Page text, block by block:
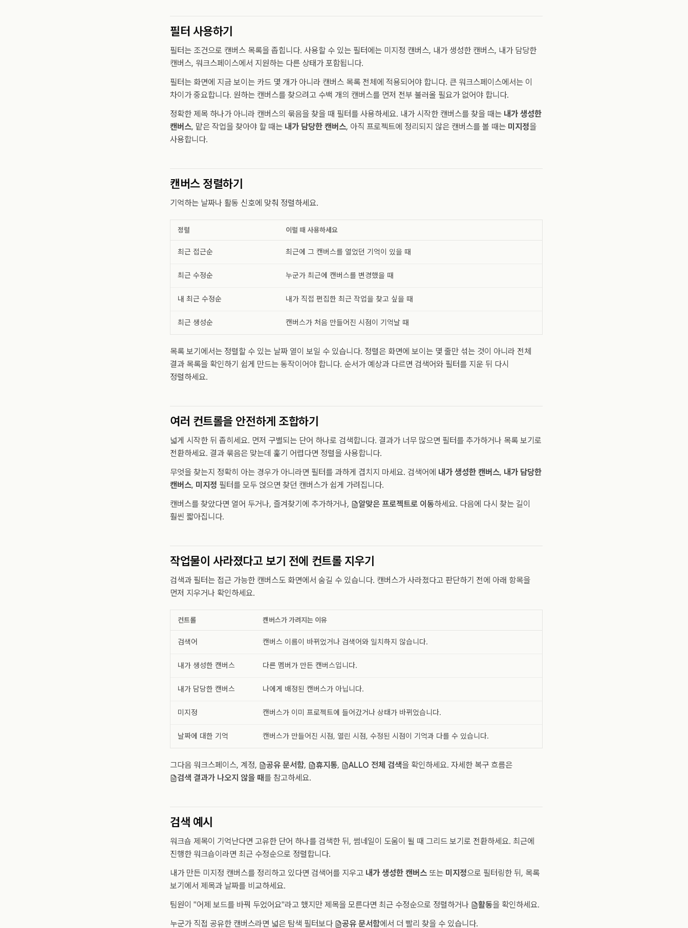
필터 사용하기
필터는 조건으로 캔버스 목록을 좁힙니다. 사용할 수 있는 필터에는 미지정 캔버스, 내가 생성한 캔버스, 내가 담당한
캔버스, 워크스페이스에서 지원하는 다른 상태가 포함됩니다.
필터는 화면에 지금 보이는 카드 몇 개가 아니라 캔버스 목록 전체에 적용되어야 합니다. 큰 워크스페이스에서는 이
차이가 중요합니다. 원하는 캔버스를 찾으려고 수백 개의 캔버스를 먼저 전부 불러올 필요가 없어야 합니다.
정확한 제목 하나가 아니라 캔버스의 묶음을 찾을 때 필터를 사용하세요. 내가 시작한 캔버스를 찾을 때는 내가 생성한
캔버스, 맡은 작업을 찾아야 할 때는 내가 담당한 캔버스, 아직 프로젝트에 정리되지 않은 캔버스를 볼 때는 미지정을
사용합니다.
캔버스 정렬하기
기억하는 날짜나 활동 신호에 맞춰 정렬하세요.
정렬 이럴 때 사용하세요
최근 접근순 최근에 그 캔버스를 열었던 기억이 있을 때
최근 수정순 누군가 최근에 캔버스를 변경했을 때
내 최근 수정순 내가 직접 편집한 최근 작업을 찾고 싶을 때
최근 생성순 캔버스가 처음 만들어진 시점이 기억날 때
목록 보기에서는 정렬할 수 있는 날짜 열이 보일 수 있습니다. 정렬은 화면에 보이는 몇 줄만 섞는 것이 아니라 전체
결과 목록을 확인하기 쉽게 만드는 동작이어야 합니다. 순서가 예상과 다르면 검색어와 필터를 지운 뒤 다시
정렬하세요.
여러 컨트롤을 안전하게 조합하기
넓게 시작한 뒤 좁히세요. 먼저 구별되는 단어 하나로 검색합니다. 결과가 너무 많으면 필터를 추가하거나 목록 보기로
전환하세요. 결과 묶음은 맞는데 훑기 어렵다면 정렬을 사용합니다.
무엇을 찾는지 정확히 아는 경우가 아니라면 필터를 과하게 겹치지 마세요. 검색어에 내가 생성한 캔버스, 내가 담당한
캔버스, 미지정 필터를 모두 얹으면 찾던 캔버스가 쉽게 가려집니다.
캔버스를 찾았다면 열어 두거나, 즐겨찾기에 추가하거나,
알맞은 프로젝트로 이동하세요. 다음에 다시 찾는 길이
훨씬 짧아집니다.
작업물이 사라졌다고 보기 전에 컨트롤 지우기
검색과 필터는 접근 가능한 캔버스도 화면에서 숨길 수 있습니다. 캔버스가 사라졌다고 판단하기 전에 아래 항목을
먼저 지우거나 확인하세요.
컨트롤 캔버스가 가려지는 이유
검색어 캔버스 이름이 바뀌었거나 검색어와 일치하지 않습니다.
내가 생성한 캔버스 다른 멤버가 만든 캔버스입니다.
내가 담당한 캔버스 나에게 배정된 캔버스가 아닙니다.
미지정 캔버스가 이미 프로젝트에 들어갔거나 상태가 바뀌었습니다.
날짜에 대한 기억 캔버스가 만들어진 시점, 열린 시점, 수정된 시점이 기억과 다를 수 있습니다.
그다음 워크스페이스, 계정, 공유 문서함, 휴지통, ALLO 전체 검색을 확인하세요. 자세한 복구 흐름은
검색 결과가 나오지 않을 때를 참고하세요.
검색 예시
워크숍 제목이 기억난다면 고유한 단어 하나를 검색한 뒤, 썸네일이 도움이 될 때 그리드 보기로 전환하세요. 최근에
진행한 워크숍이라면 최근 수정순으로 정렬합니다.
내가 만든 미지정 캔버스를 정리하고 있다면 검색어를 지우고 내가 생성한 캔버스 또는 미지정으로 필터링한 뒤, 목록
보기에서 제목과 날짜를 비교하세요.
팀원이 "어제 보드를 바꿔 두었어요"라고 했지만 제목을 모른다면 최근 수정순으로 정렬하거나
활동을 확인하세요.
누군가 직접 공유한 캔버스라면 넓은 탐색 필터보다
공유 문서함에서 더 빨리 찾을 수 있습니다.